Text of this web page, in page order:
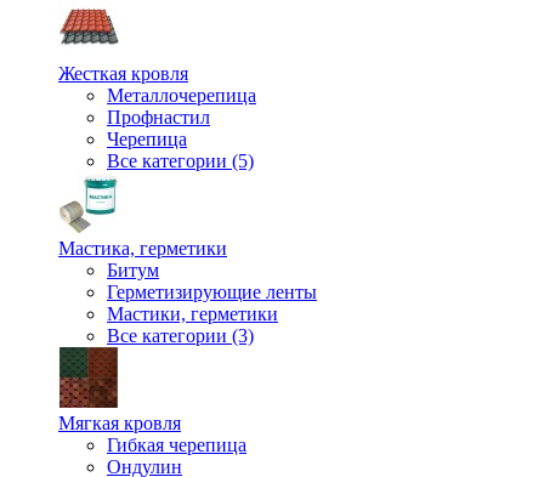
Жесткая кровля
Металлочерепица
Профнастил
Черепица
Все категории (5)
Мастика, герметики
Битум
Герметизирующие ленты
Мастики, герметики
Все категории (3)
Мягкая кровля
Гибкая черепица
Ондулин